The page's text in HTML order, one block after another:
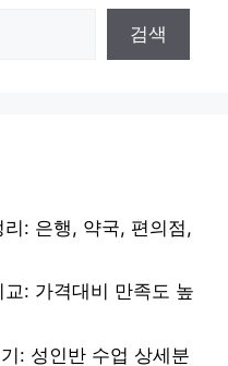
검색
: 은행, 약국, 편의점,
: 가격대비 만족도 높
: 성인반 수업 상세분